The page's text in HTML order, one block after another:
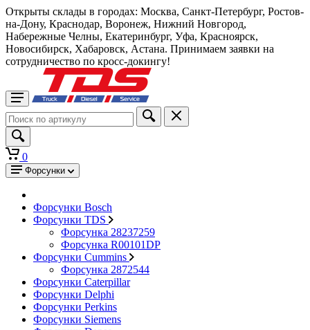
Открыты склады в городах: Москва, Санкт-Петербург, Ростов-
на-Дону, Краснодар, Воронеж, Нижний Новгород,
Набережные Челны, Екатеринбург, Уфа, Красноярск,
Новосибирск, Хабаровск, Астана. Принимаем заявки на
сотрудничество по кросс-докингу!
0
Форсунки
Форсунки Bosch
Форсунки TDS
Форсунка 28237259
Форсунка R00101DP
Форсунки Cummins
Форсунка 2872544
Форсунки Caterpillar
Форсунки Delphi
Форсунки Perkins
Форсунки Siemens